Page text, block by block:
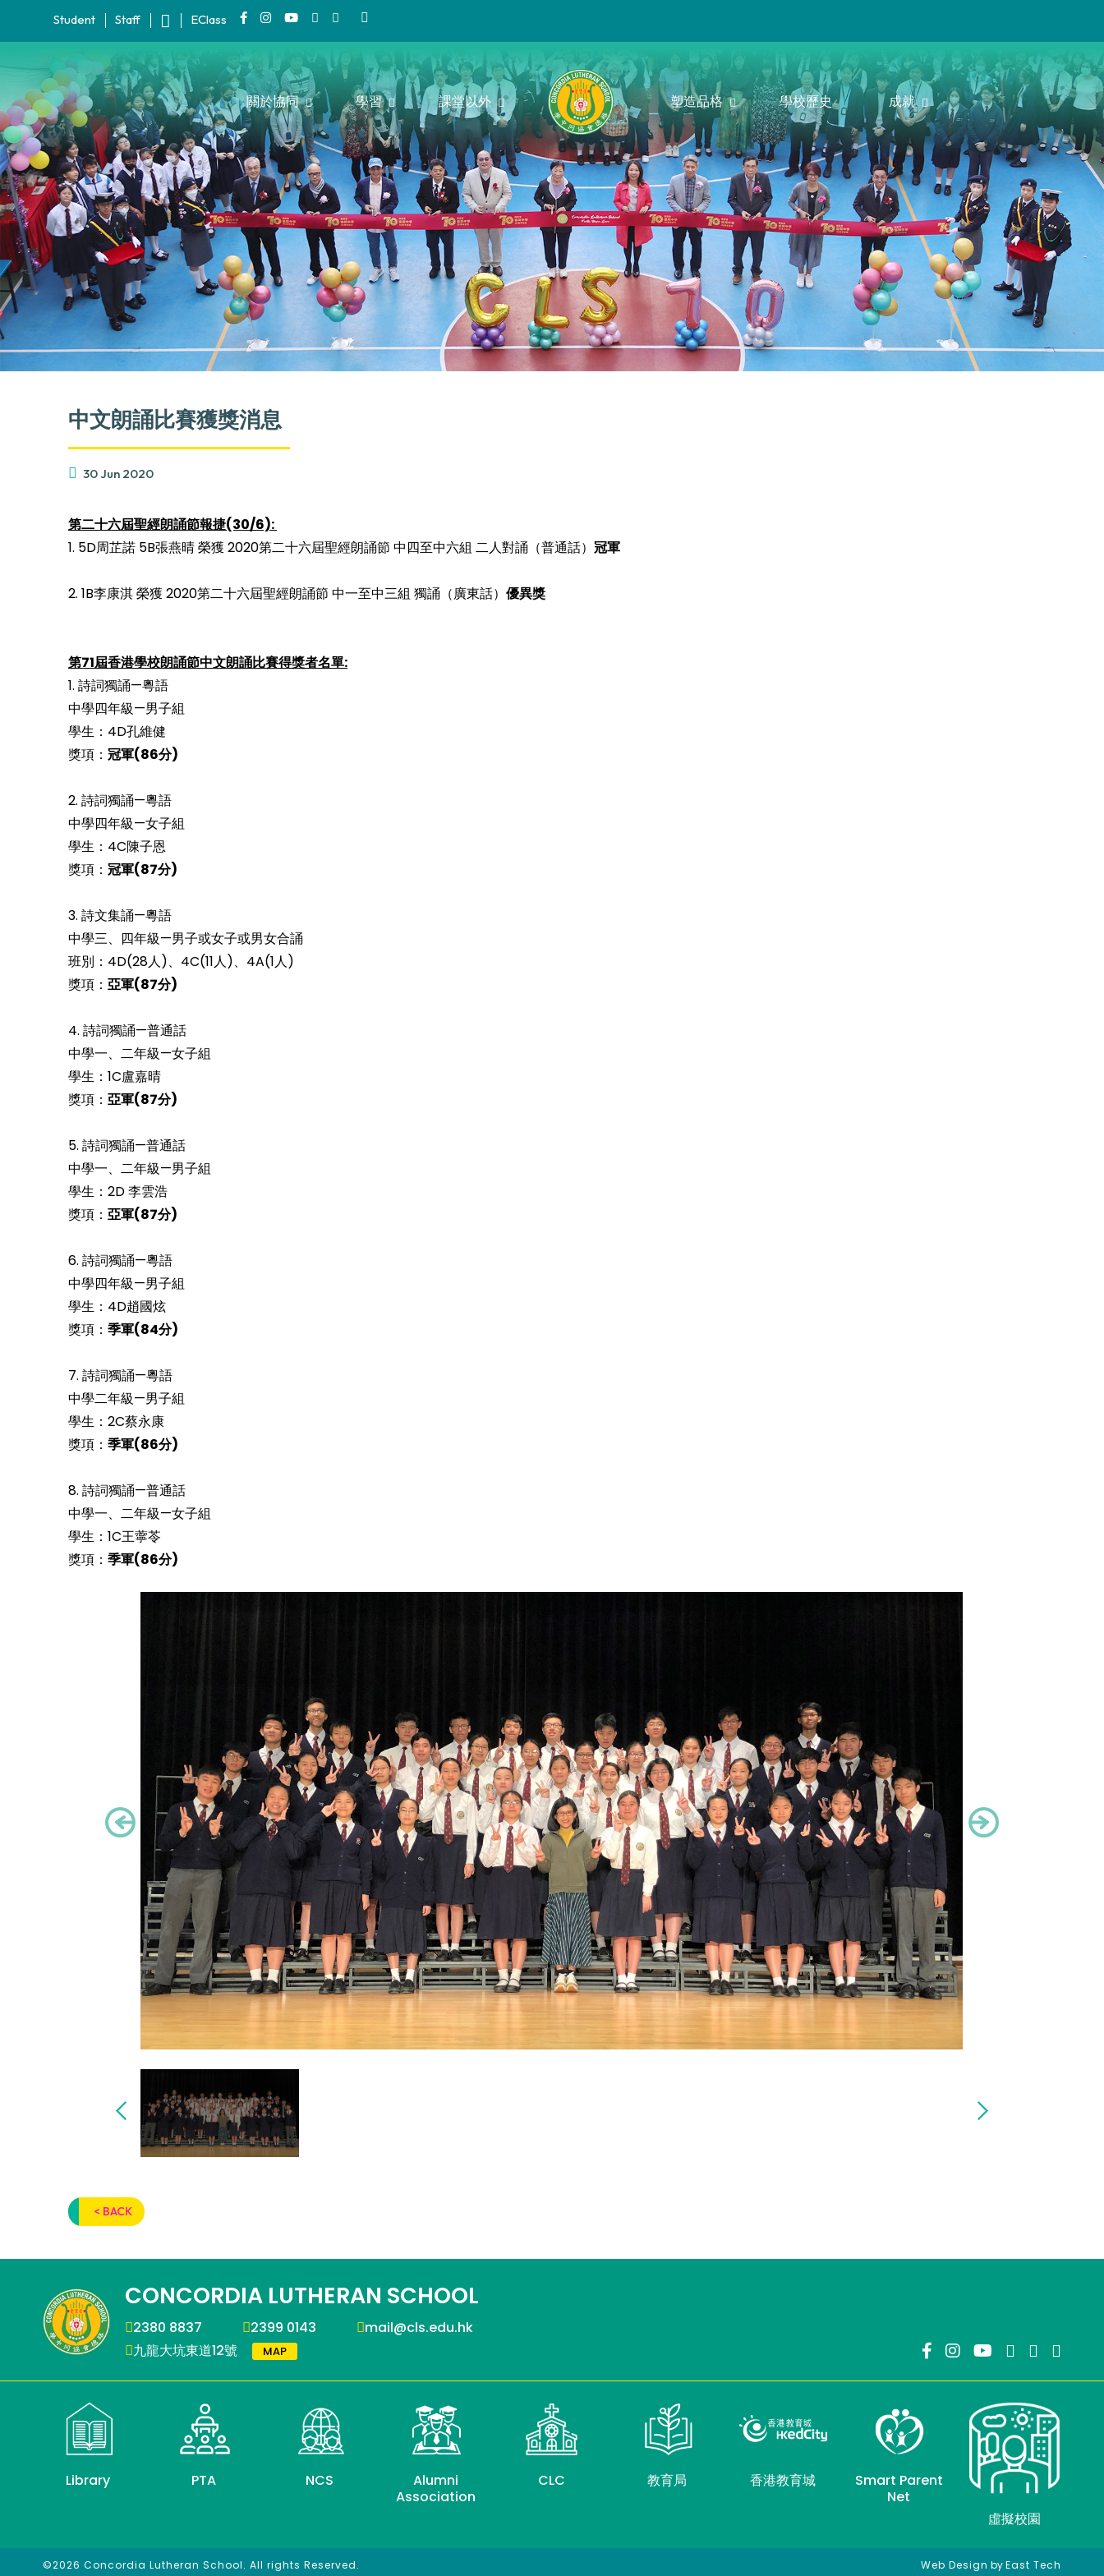
Student Staff EClass
關於協同 學習 課堂以外 塑造品格 學校歷史 成就
中文朗誦比賽獲獎消息
30 Jun 2020
第二十六屆聖經朗誦節報捷(30/6):
1. 5D周芷諾 5B張燕晴 榮獲 2020第二十六屆聖經朗誦節 中四至中六組 二人對誦（普通話） 冠軍
2. 1B李康淇 榮獲 2020第二十六屆聖經朗誦節 中一至中三組 獨誦（廣東話） 優異獎
第71屆香港學校朗誦節中文朗誦比賽得獎者名單:
1. 詩詞獨誦—粵語
中學四年級—男子組
學生：4D孔維健
獎項： 冠軍(86分)
2. 詩詞獨誦—粵語
中學四年級—女子組
學生：4C陳子恩
獎項： 冠軍(87分)
3. 詩文集誦—粵語
中學三、四年級—男子或女子或男女合誦
班別：4D(28人)、4C(11人)、4A(1人)
獎項： 亞軍(87分)
4. 詩詞獨誦—普通話
中學一、二年級—女子組
學生：1C盧嘉晴
獎項： 亞軍(87分)
5. 詩詞獨誦—普通話
中學一、二年級—男子組
學生：2D 李雲浩
獎項： 亞軍(87分)
6. 詩詞獨誦—粵語
中學四年級—男子組
學生：4D趙國炫
獎項： 季軍(84分)
7. 詩詞獨誦—粵語
中學二年級—男子組
學生：2C蔡永康
獎項： 季軍(86分)
8. 詩詞獨誦—普通話
中學一、二年級—女子組
學生：1C王薴苓
獎項： 季軍(86分)
< BACK
CONCORDIA LUTHERAN SCHOOL
2380 8837 2399 0143
mail@cls.edu.hk
九龍大坑東道12號
MAP
Library PTA NCS
Alumni
Association
CLC 教育局 香港教育城
Smart Parent
Net
虛擬校園
©2026 Concordia Lutheran School. All rights Reserved. Web Design byEast Tech